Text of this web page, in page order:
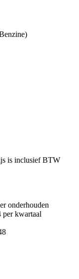
is inclusief BTW
onderhouden
per kwartaal